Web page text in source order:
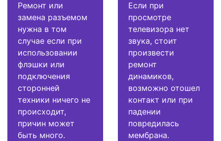
Ремонт или
замена разъемом
нужна в том
случае если при
использовании
флэшки или
подключения
сторонней
техники ничего не
происходит,
причин может
быть много.
Если при
просмотре
телевизора нет
звука, стоит
произвести
ремонт
динамиков,
возможно отошел
контакт или при
падении
повредилась
мембрана.